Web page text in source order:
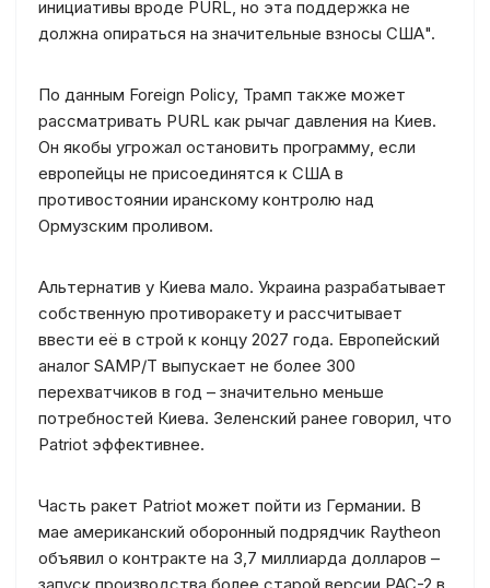
инициативы вроде PURL, но эта поддержка не
должна опираться на значительные взносы США".
По данным Foreign Policy, Трамп также может
рассматривать PURL как рычаг давления на Киев.
Он якобы угрожал остановить программу, если
европейцы не присоединятся к США в
противостоянии иранскому контролю над
Ормузским проливом.
Альтернатив у Киева мало. Украина разрабатывает
собственную противоракету и рассчитывает
ввести её в строй к концу 2027 года. Европейский
аналог SAMP/T выпускает не более 300
перехватчиков в год – значительно меньше
потребностей Киева. Зеленский ранее говорил, что
Patriot эффективнее.
Часть ракет Patriot может пойти из Германии. В
мае американский оборонный подрядчик Raytheon
объявил о контракте на 3,7 миллиарда долларов –